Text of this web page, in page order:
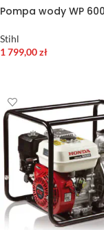
Pompa wody WP 600
Stihl
1 799,00zł